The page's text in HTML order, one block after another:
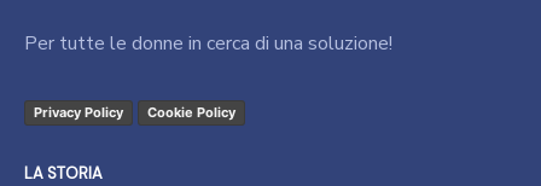
Per tutte le donne in cerca di una soluzione!
Privacy Policy Cookie Policy
LA STORIA